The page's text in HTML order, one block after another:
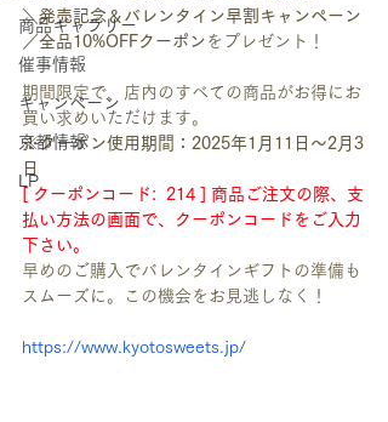
商品ギャラリー
催事情報
キャンペーン
京都情報
LP
＼発売記念＆バレンタイン早割キャンペーン
／全品10%OFFクーポン をプレゼント！
期間限定で、店内のすべての商品がお得にお
買い求めいただけます。
※クーポン使用期間：2025年1月11日〜2月3
日
[ クーポンコード:  214 ] 商品ご注文の際、支
払い方法の画面で、クーポンコードをご入力
下さい。
早めのご購入でバレンタインギフトの準備も
スムーズに。この機会をお見逃しなく！
https://www.kyotosweets.jp/